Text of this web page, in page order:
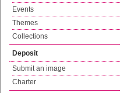
Events
Themes
Collections
Deposit
Submit an image
Charter